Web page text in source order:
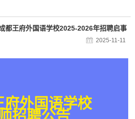
都王府外国语学校2025-2026年招聘启事
2025-11-11
府外国语学校
招聘公告